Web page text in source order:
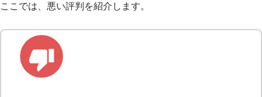
ここでは、悪い評判を紹介します。